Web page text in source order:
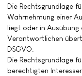
Die Rechtsgrundlage
Wahrnehmung einer
liegt oder in
Verantwortlichen
DSGVO.
Die Rechtsgrundlage
berechtigten